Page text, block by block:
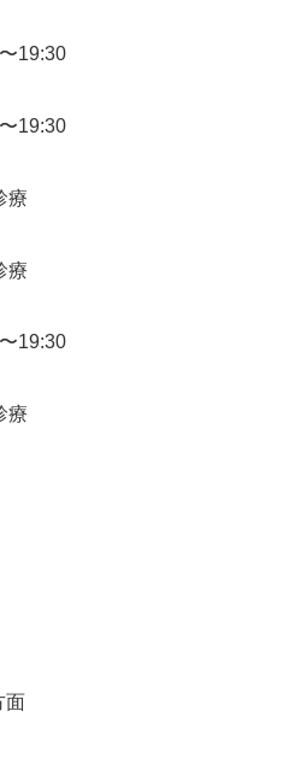
〜19:30
〜19:30
療
療
〜19:30
療
面